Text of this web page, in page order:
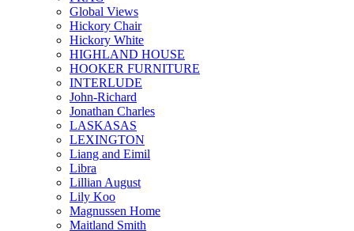
Global Views
Hickory Chair
Hickory White
HIGHLAND HOUSE
HOOKER FURNITURE
INTERLUDE
John-Richard
Jonathan Charles
LASKASAS
LEXINGTON
Liang and Eimil
Libra
Lillian August
Lily Koo
Magnussen Home
Maitland Smith